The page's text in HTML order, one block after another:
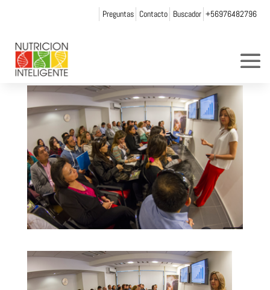
Preguntas Contacto Buscador +56976482796
13
porWeb Admin NI